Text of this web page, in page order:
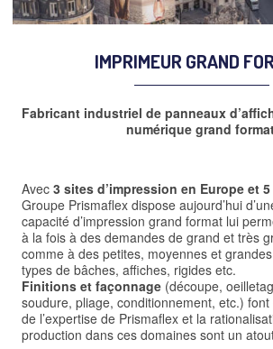
IMPRIMEUR GRAND
Fabricant industriel de panneaux
numérique grand
Avec 3 sites d’impression en Europe et
Groupe Prismaflex dispose aujourd’hui
capacité d’impression grand format lui
à la fois à des demandes de grand et très
comme à des petites, moyennes et
types de bâches, affiches, rigides etc.
Finitions et façonnage (découpe,
soudure, pliage, conditionnement, etc.)
de l’expertise de Prismaflex et la
production dans ces domaines sont un